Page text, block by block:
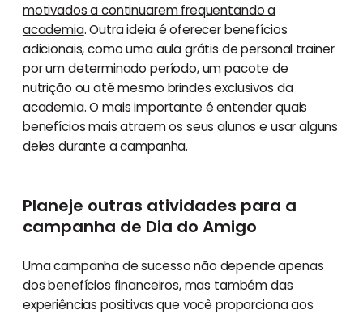
motivados a continuarem frequentando a
academia. Outra ideia é oferecer benefícios
adicionais, como uma aula grátis de personal trainer
por um determinado período, um pacote de
nutrição ou até mesmo brindes exclusivos da
academia. O mais importante é entender quais
benefícios mais atraem os seus alunos e usar alguns
deles durante a campanha.
Planeje outras atividades para a
campanha de Dia do Amigo
Uma campanha de sucesso não depende apenas
dos benefícios financeiros, mas também das
experiências positivas que você proporciona aos